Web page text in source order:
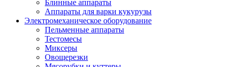
Блинные аппараты
Аппараты для варки кукурузы
Электромеханическое оборудование
Пельменные аппараты
Тестомесы
Миксеры
Овощерезки